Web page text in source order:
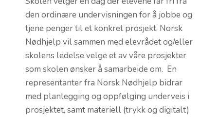
den ordinære undervisningen for å jobbe og
tjene penger til et konkret prosjekt. Norsk
Nødhjelp vil sammen med elevrådet og/eller
skolens ledelse velge et av våre prosjekter
som skolen ønsker å samarbeide om. En
representanter fra Norsk Nødhjelp bidrar
med planlegging og oppfølging underveis i
prosjektet, samt materiell (trykk og digitalt)